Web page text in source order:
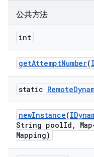
公共方法
int
getAttemptNumber(
static Remote
newInstance(
String poolId ,
Mapping)